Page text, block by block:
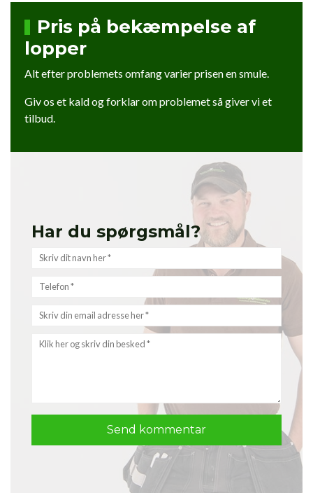
Pris på bekæmpelse af
lopper
Alt efter problemets omfang varier prisen en smule.
Giv os et kald og forklar om problemet så giver vi et
tilbud.
Har du spørgsmål?